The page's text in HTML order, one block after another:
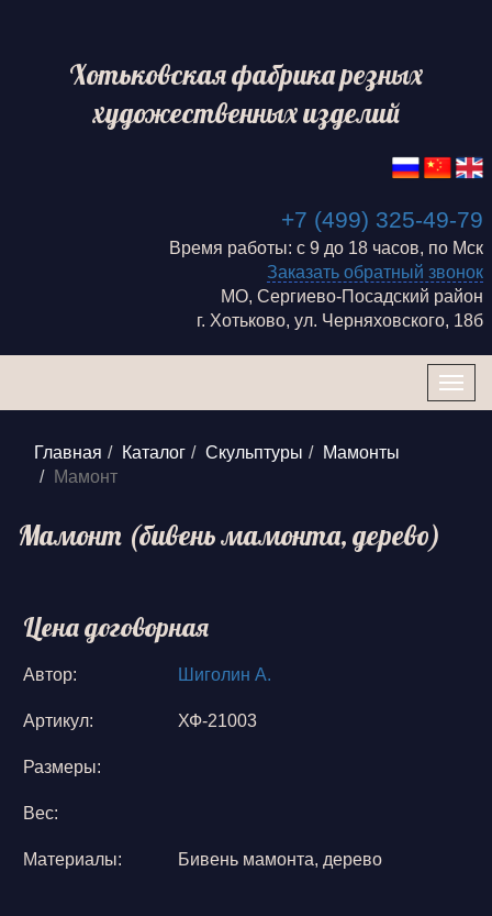
Хотьковская фабрика резных
художественных изделий
+7 (499) 325-49-79
Время работы: с 9 до 18 часов, по Мск
Заказать обратный звонок
МО, Сергиево-Посадский район
г. Хотьково, ул. Черняховского, 18б
Главная Каталог Скульптуры
Мамонты
Мамонт
Мамонт (бивень мамонта, дерево)
Цена договорная
Автор: Шиголин А.
Артикул: ХФ-21003
Размеры:
Вес:
Материалы: Бивень мамонта, дерево